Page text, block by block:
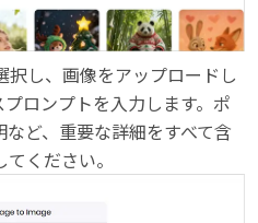
し、画像をアップロードし
ロンプトを入力します。ポ
ど、重要な詳細をすべて含
ください。